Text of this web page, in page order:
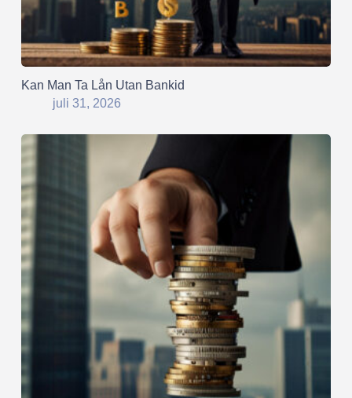
Kan Man Ta Lån Utan Bankid
juli 31, 2026